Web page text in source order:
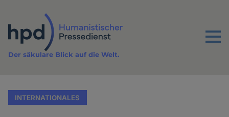
Inhalt
Menu
Der säkulare Blick auf die Welt.
INTERNATIONALES